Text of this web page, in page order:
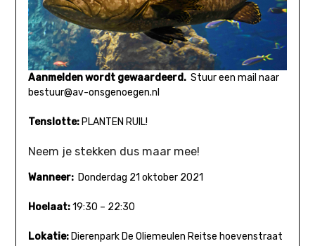
Aanmelden wordt gewaardeerd. Stuur een mail naar
bestuur@av-onsgenoegen.nl
Tenslotte:PLANTEN RUIL!
Neem je stekken dus maar mee!
Wanneer:Donderdag 21 oktober 2021
Hoelaat:19:30 – 22:30
Lokatie:Dierenpark De Oliemeulen Reitse hoevenstraat